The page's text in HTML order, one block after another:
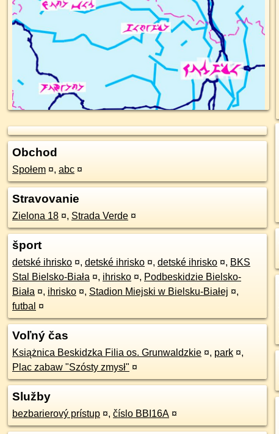
Obchod
Społem ¤, abc ¤
Stravovanie
Zielona 18 ¤, Strada Verde ¤
šport
detské ihrisko ¤, detské ihrisko ¤, detské ihrisko ¤, BKS
Stal Bielsko-Biała ¤, ihrisko ¤, Podbeskidzie Bielsko-
Biała ¤, ihrisko ¤, Stadion Miejski w Bielsku-Białej ¤,
futbal ¤
Voľný čas
Książnica Beskidzka Filia os. Grunwaldzkie ¤, park ¤,
Plac zabaw "Szósty zmysł" ¤
Služby
bezbarierový prístup ¤, číslo BBI16A ¤